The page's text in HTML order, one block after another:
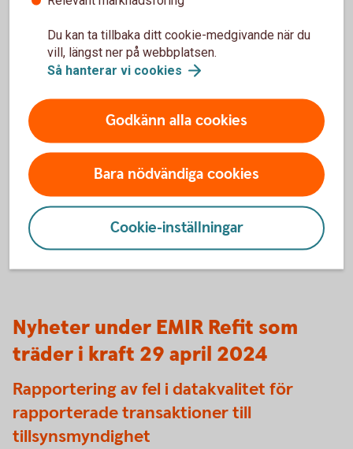
Rapporteringsavtal med Swedbank
FC, FC- och NFC+
Ni som kund som är klassificerad som FC, FC- och NFC+ är
rapporteringsskylda under EMIR för era OTC-derivat och
ETD transaktioner. Swedbank och sparbankerna erbjuder
hjälp med denna rapportering, så kallad delegerad
rapportering, för derivataffärer som görs med eller via
Swedbank. För att erhålla tjänsten krävs:
Rapporteringsavtal med Swedbank
Giltigt och aktivt LEI-nummer
Nyheter under EMIR Refit som
träder i kraft 29 april 2024
Rapportering av fel i datakvalitet för
rapporterade transaktioner till
tillsynsmyndighet
Du kan ta tillbaka ditt cookie-medgivande när du
vill, längst ner på webbplatsen.
Så hanterar vi cookies
Godkänn alla cookies
Bara nödvändiga cookies
Cookie-inställningar